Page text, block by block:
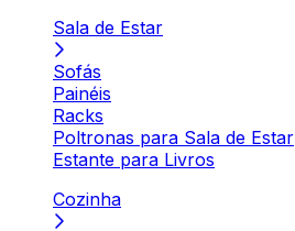
Sala de Estar
Sofás
Painéis
Racks
Poltronas para Sala de Estar
Estante para Livros
Cozinha